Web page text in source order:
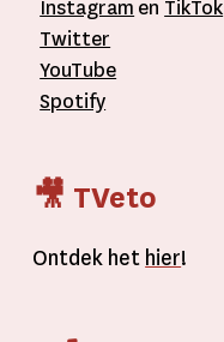
Instagram en TikTok
Twitter
YouTube
Spotify
🎥 TVeto
Ontdek het hier!